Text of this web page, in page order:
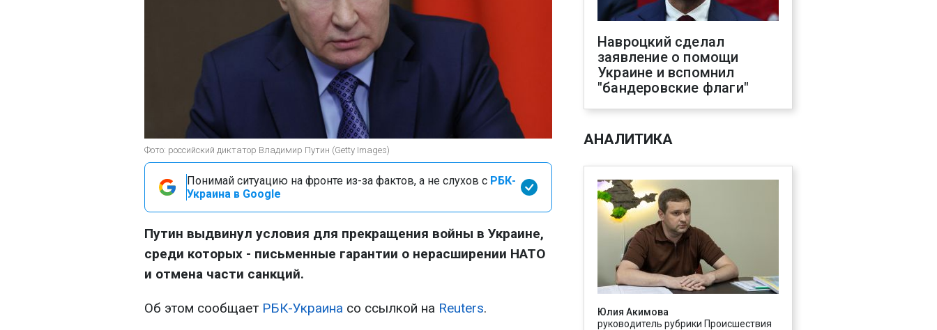
Фото: российский диктатор Владимир Путин (Getty Images)
Понимай ситуацию на фронте из-за фактов, а не слухов с РБК-
Украина в Google
Путин выдвинул условия для прекращения войны в Украине,
среди которых - письменные гарантии о нерасширении НАТО
и отмена части санкций.
Об этом сообщает РБК-Украина со ссылкой на Reuters.
Навроцкий сделал
заявление о помощи
Украине и вспомнил
"бандеровские флаги"
АНАЛИТИКА
Юлия Акимова
руководитель рубрики Происшествия